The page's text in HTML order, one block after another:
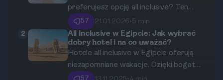
preferujesz opcję all inclusive? Ten
przewodnik pomoże Ci odkryć
najlepsze resorty w Ao Nang i na Railay,
idealne dla osób ceniących relaks i
wygodę. Dowiedz się, co oferują
hotele, oraz jakie atrakcje czekają na
57 21.01.2026•5 min
2
All Inclusive w Egipcie: Jak wybrać
dobry hotel i na co uważać?
Hotele all inclusive w Egipcie oferują
niezapomniane wakacje. Dzięki bogatej
ofercie, pięknym plażom i słońcu przez